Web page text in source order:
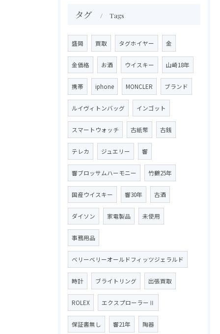
タグ Tags
盛岡 買取 タグホイヤー 金
金価格 お酒 ウイスキー 山崎18年
携帯 iphone MONCLER ブランド
ルイヴィトンバッグ インゴット
スマートウォッチ 古紙幣 古銭
テレカ ジュエリー 響
響ブロッサムハーモニー 竹鶴25年
国産ウイスキー 響30年 古酒
ダイソン 家電製品 未使用
事務用品
ベリーベリーオールドフィッツジェラルド
時計 ブライトリング 出張買取
ROLEX エクスプローラーⅡ
保証書無し 響21年 陶器